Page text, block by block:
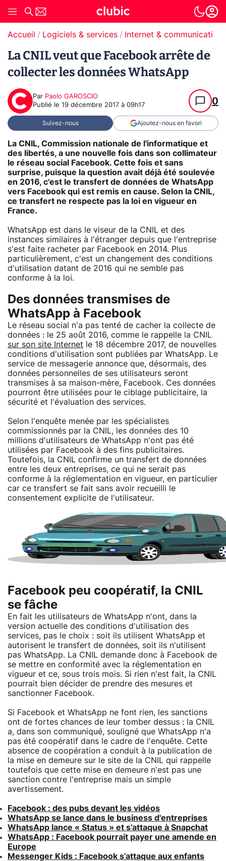
Accueil Logiciels & services Internet & communication
La CNIL veut que Facebook arrête de
collecter les données WhatsApp
Par Paolo GAROSCIO
Publié le 19 décembre 2017 à 09h17 0
Suivez-nous Ajoutez-nous en favori
La CNIL, Commission nationale de l'informatique et
des libertés, a une nouvelle fois dans son collimateur
le réseau social Facebook. Cette fois et sans
surprise, puisque la question avait déjà été soulevée
en 2016, c'est le transfert de données de WhatsApp
vers Facebook qui est remis en cause. Selon la CNIL,
ce transfert ne respecte pas la loi en vigueur en
France.
WhatsApp est dans le viseur de la CNIL et des
instances similaires à l'étranger depuis que l'entreprise
s'est faite racheter par Facebook en 2014. Plus
particulièrement, c'est un changement des conditions
d'utilisation datant de 2016 qui ne semble pas
conforme à la loi.
Des données transmises de
WhatsApp à Facebook
Le réseau social n'a pas tenté de cacher la collecte de
données : le 25 août 2016, comme le rappelle la CNIL
sur son site Internet le 18 décembre 2017, de nouvelles
conditions d'utilisation sont publiées par WhatsApp. Le
service de messagerie annonce que, désormais, des
données personnelles de ses utilisateurs seront
transmises à sa maison-mère, Facebook. Ces données
pourront être utilisées pour le ciblage publicitaire, la
sécurité et l'évaluation des services.
Selon l'enquête menée par les spécialistes
commissionnés par la CNIL, les données des 10
millions d'utilisateurs de WhatsApp n'ont pas été
utilisées par Facebook à des fins publicitaires.
Toutefois, la CNIL confirme un transfert de données
entre les deux entreprises, ce qui ne serait pas
conforme à la réglementation en vigueur, en particulier
car ce transfert se fait sans avoir recueilli le
consentement explicite de l'utilisateur.
Facebook peu coopératif, la CNIL
se fâche
En fait les utilisateurs de WhatsApp n'ont, dans la
version actuelle des conditions d'utilisation des
services, pas le choix : soit ils utilisent WhatsApp et
autorisent le transfert de données, soit ils n'utilisent
pas WhatsApp. La CNIL demande donc à Facebook de
se mettre en conformité avec la réglementation en
vigueur et ce, sous trois mois. Si rien n'est fait, la CNIL
pourrait bien décider de prendre des mesures et
sanctionner Facebook.
Si Facebook et WhatsApp ne font rien, les sanctions
ont de fortes chances de leur tomber dessus : la CNIL
a, dans son communiqué, souligné que WhatsApp n'a
pas été coopératif dans le cadre de l'enquête. Cette
absence de coopération a conduit à la publication de
la mise en demeure sur le site de la CNIL qui rappelle
toutefois que cette mise en demeure n'est pas une
sanction contre l'entreprise mais un simple
avertissement.
Facebook : des pubs devant les vidéos
WhatsApp se lance dans le business d'entreprises
WhatsApp lance « Status » et s’attaque à Snapchat
WhatsApp : Facebook pourrait payer une amende en
Europe
Messenger Kids : Facebook s’attaque aux enfants